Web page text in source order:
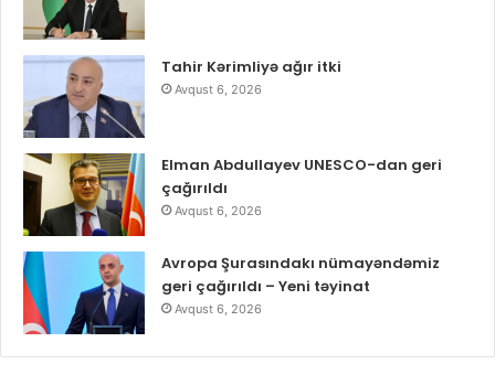
Tahir Kərimliyə ağır itki
Avqust 6, 2026
Elman Abdullayev UNESCO-dan geri
çağırıldı
Avqust 6, 2026
Avropa Şurasındakı nümayəndəmiz
geri çağırıldı – Yeni təyinat
Avqust 6, 2026